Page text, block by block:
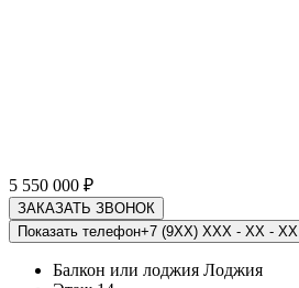
5 550 000 ₽
ЗАКАЗАТЬ ЗВОНОК
Показать телефон+7 (9XX) XXX - XX - XX
Балкон или лоджия Лоджия